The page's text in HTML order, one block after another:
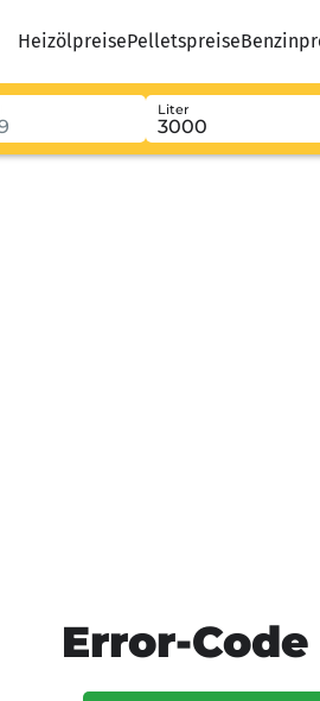
HeizölpreisePelletspreise
Liter
Error-